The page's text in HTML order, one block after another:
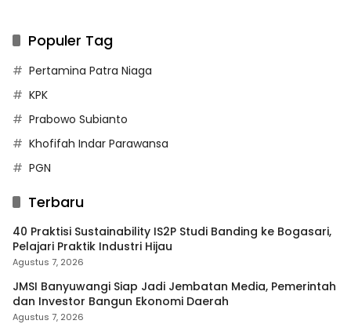
Populer Tag
Pertamina Patra Niaga
KPK
Prabowo Subianto
Khofifah Indar Parawansa
PGN
Terbaru
40 Praktisi Sustainability IS2P Studi Banding ke Bogasari,
Pelajari Praktik Industri Hijau
Agustus 7, 2026
JMSI Banyuwangi Siap Jadi Jembatan Media, Pemerintah
dan Investor Bangun Ekonomi Daerah
Agustus 7, 2026